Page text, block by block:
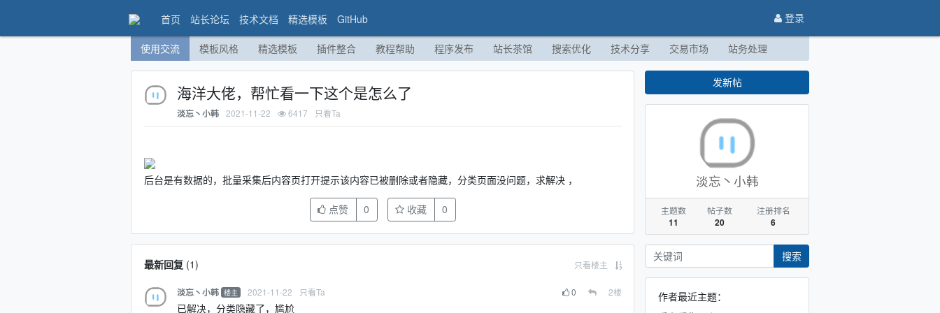
首页 站长论坛 技术文档 精选模板 GitHub 登录
使用交流 模板风格 精选模板 插件整合 教程帮助 程序发布 站长茶馆 搜索优化 技术分享 交易市场 站务处理
海洋大佬，帮忙看一下这个是怎么了
淡忘丶小韩 2021-11-22 6417 只看Ta
后台是有数据的，批量采集后内容页打开提示该内容已被删除或者隐藏，分类页面没问题，求解决 ，
点赞 0 收藏 0
最新回复(1) 只看楼主
淡忘丶小韩 楼主 2021-11-22 只看Ta 0 2楼
已解决，分类隐藏了，尴尬
发新帖
淡忘丶小韩
主题数
11
帖子数
20
注册排名
6
搜索
作者最近主题：